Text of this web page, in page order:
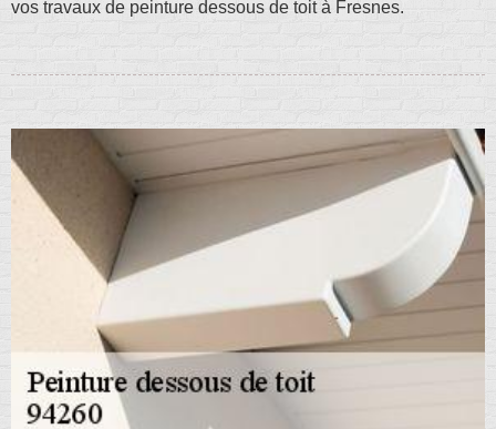
vos travaux de peinture dessous de toit à Fresnes.